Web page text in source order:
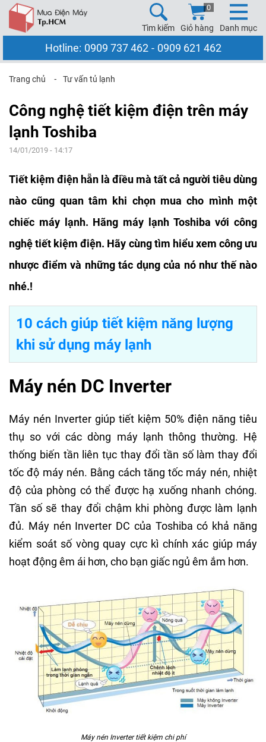
Tìm kiếm Giỏ hàng
0
Danh mục
Hotline: 0909 737 462 - 0909 621 462
Trang chủ ⁃ Tư vấn tủ lạnh
Công nghệ tiết kiệm điện trên máy
lạnh Toshiba
14/01/2019 - 14:17
Tiết kiệm điện hẵn là điều mà tất cả người tiêu dùng
nào cũng quan tâm khi chọn mua cho mình một
chiếc máy lạnh. Hãng máy lạnh Toshiba với công
nghệ tiết kiệm điện. Hãy cùng tìm hiểu xem công ưu
nhược điểm và những tác dụng của nó như thế nào
nhé.!
10 cách giúp tiết kiệm năng lượng
khi sử dụng máy lạnh
Máy nén DC Inverter
Máy nén Inverter giúp tiết kiệm 50% điện năng tiêu
thụ so với các dòng máy lạnh thông thường. Hệ
thống biến tần liên tục thay đổi tần số làm thay đổi
tốc độ máy nén. Bằng cách tăng tốc máy nén, nhiệt
độ của phòng có thể được hạ xuống nhanh chóng.
Tần số sẽ thay đổi chậm khi phòng được làm lạnh
đủ. Máy nén Inverter DC của Toshiba có khả năng
kiểm soát số vòng quay cực kì chính xác giúp máy
hoạt động êm ái hơn, cho bạn giấc ngủ êm ắm hơn.
Máy nén Inverter tiết kiệm chi phí